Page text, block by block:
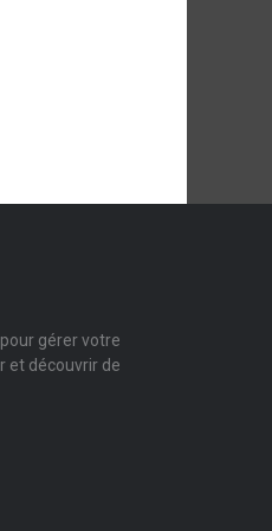
gérer votre
et découvrir de